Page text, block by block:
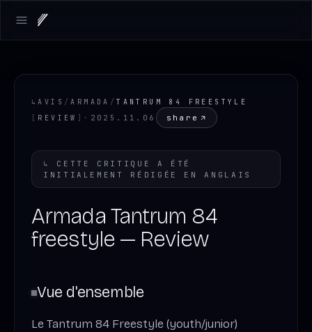
Open main menu
↳AVIS /ARMADA /TANTRUM 84 FREESTYLE
[ REVIEW ] · 2025.11.06 share
↳ CETTE CRITIQUE A ÉTÉ
INITIALEMENT RÉDIGÉE EN
ANGLAIS
Armada Tantrum 84
freestyle — Review
Vue d'ensemble
Le Tantrum 84 Freestyle (youth/junior)